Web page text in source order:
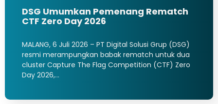
DSG Umumkan Pemenang Rematch
CTF Zero Day 2026
MALANG, 6 Juli 2026 – PT Digital Solusi Grup (DSG)
resmi merampungkan babak rematch untuk dua
cluster Capture The Flag Competition (CTF) Zero
Day 2026,…